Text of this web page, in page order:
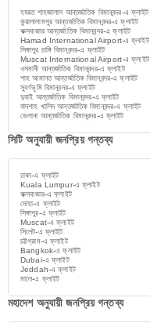
হযরত শাহজালাল আন্তর্জাতিক বিমানবন্দর-এ ফ্লাইট
কুয়ালালামপুর আন্তর্জাতিক বিমানবন্দর-এ ফ্লাইট
কক্সবাজার আন্তর্জাতিক বিমানবন্দর-এ ফ্লাইট
Hamad International Airport-এ ফ্লাইট
সিঙ্গাপুর চাঙ্গি বিমানবন্দর-এ ফ্লাইট
Muscat International Airport-এ ফ্লাইট
ওসমানী আন্তর্জাতিক বিমানবন্দর-এ ফ্লাইট
শাহ আমানত আন্তর্জাতিক বিমানবন্দর-এ ফ্লাইট
সুবর্ণভূমি বিমানবন্দর-এ ফ্লাইট
দুবাই আন্তর্জাতিক বিমানবন্দর-এ ফ্লাইট
বাদশাহ খালিদ আন্তর্জাতিক বিমানবন্দর-এ ফ্লাইট
ভেলানা আন্তর্জাতিক বিমানবন্দর-এ ফ্লাইট
সিটি অনুযায়ী জনপ্রিয় গন্তব্য
ঢাকা-এ ফ্লাইট
Kuala Lumpur-এ ফ্লাইট
কক্সবাজার-এ ফ্লাইট
দোহা-এ ফ্লাইট
সিঙ্গাপুর-এ ফ্লাইট
Muscat-এ ফ্লাইট
সিলেট-এ ফ্লাইট
চট্টগ্রাম-এ ফ্লাইট
Bangkok-এ ফ্লাইট
Dubai-এ ফ্লাইট
Jeddah-এ ফ্লাইট
মালে-এ ফ্লাইট
মহাদেশ অনুযায়ী জনপ্রিয় গন্তব্য